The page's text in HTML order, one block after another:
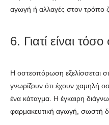
αγωγή ή αλλαγές στον τρόπο
6. Γιατί είναι
Η οστεοπόρωση εξελίσσεται
γνωρίζουν ότι έχουν χαμηλή
ένα κάταγμα. Η έγκαιρη
φαρμακευτική αγωγή, σωστή